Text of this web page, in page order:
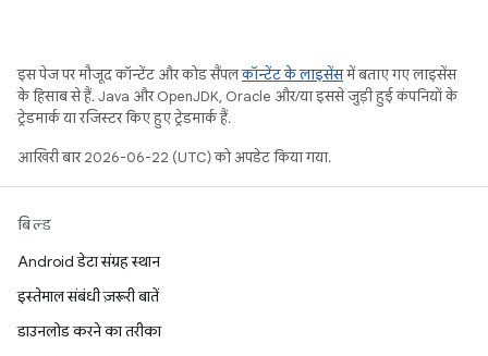
इस पेज पर मौजूद कॉन्टेंट और कोड सैंपलकॉन्टेंट के लाइसेंसमें बताए गए लाइसेंस
के हिसाब से हैं. Java और OpenJDK, Oracle और/या इससे जुड़ी हुई कंपनियों के
ट्रेडमार्क या रजिस्टर किए हुए ट्रेडमार्क हैं.
आखिरी बार 2026-06-22 (UTC) को अपडेट किया गया.
बिल्ड
Android डेटा संग्रह स्थान
इस्तेमाल संबंधी ज़रूरी बातें
डाउनलोड करने का तरीका